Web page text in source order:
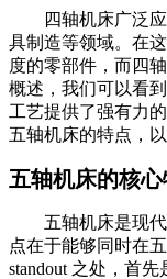
四轴机床广泛
具制造等领域。在
度的零部件，而四
概述，我们可以看
工艺提供了强有力
五轴机床的特点，
五轴机床的核心
五轴机床是现
点在于能够同时在
standout 之处，首